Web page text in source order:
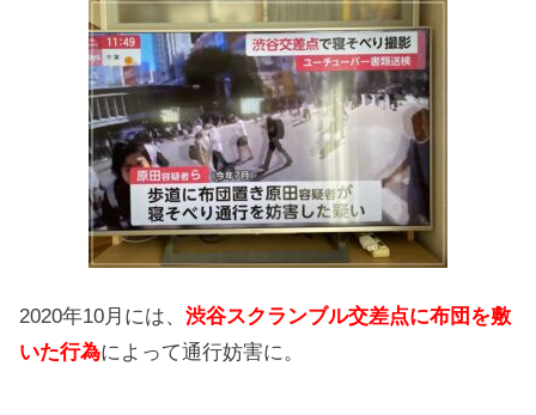
2020年10月には、渋谷スクランブル交差点に布団を敷
いた行為によって通行妨害に。